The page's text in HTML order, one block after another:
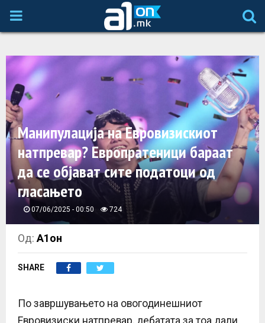
P
M
A
R
M
E
N
Манипулација на Евровизискиот
натпревар? Европратеници бараат
да се објават сите податоци од
гласањето
07/06/2025 - 00:50 724
Од:А1он
SHARE
По завршувањето на овогодинешниот
Евровизиски натпревар, дебатата за тоа дали